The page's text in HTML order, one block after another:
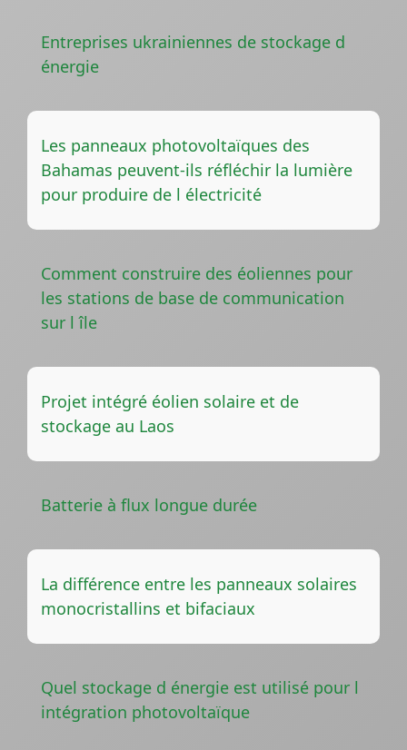
Entreprises ukrainiennes de stockage d
énergie
Les panneaux photovoltaïques des
Bahamas peuvent-ils réfléchir la lumière
pour produire de l électricité
Comment construire des éoliennes pour
les stations de base de communication
sur l île
Projet intégré éolien solaire et de
stockage au Laos
Batterie à flux longue durée
La différence entre les panneaux solaires
monocristallins et bifaciaux
Quel stockage d énergie est utilisé pour l
intégration photovoltaïque